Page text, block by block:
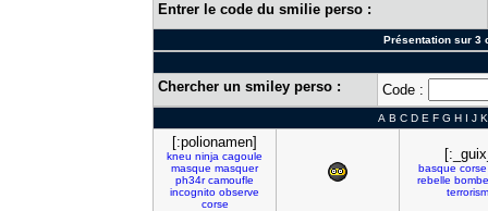
Entrer le code du smilie perso :
Présentation sur 3
Chercher un smiley perso : Code :
A B C D E F G H I J K
[:polionamen]
kneu ninja cagoule
masque masquer
ph34r camoufle
incognito observe
corse
basque corse
rebelle bombe